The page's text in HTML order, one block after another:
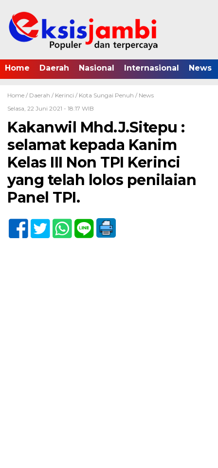
Home Daerah Nasional Internasional News
Home / Daerah / Kerinci / Kota Sungai Penuh / News
Selasa, 22 Juni 2021 - 18:17 WIB
Kakanwil Mhd.J.Sitepu :
selamat kepada Kanim
Kelas III Non TPI Kerinci
yang telah lolos penilaian
Panel TPI.